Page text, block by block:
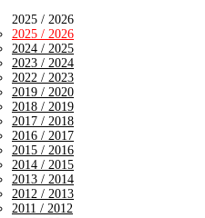
2025 / 2026
2025 / 2026
2024 / 2025
2023 / 2024
2022 / 2023
2019 / 2020
2018 / 2019
2017 / 2018
2016 / 2017
2015 / 2016
2014 / 2015
2013 / 2014
2012 / 2013
2011 / 2012